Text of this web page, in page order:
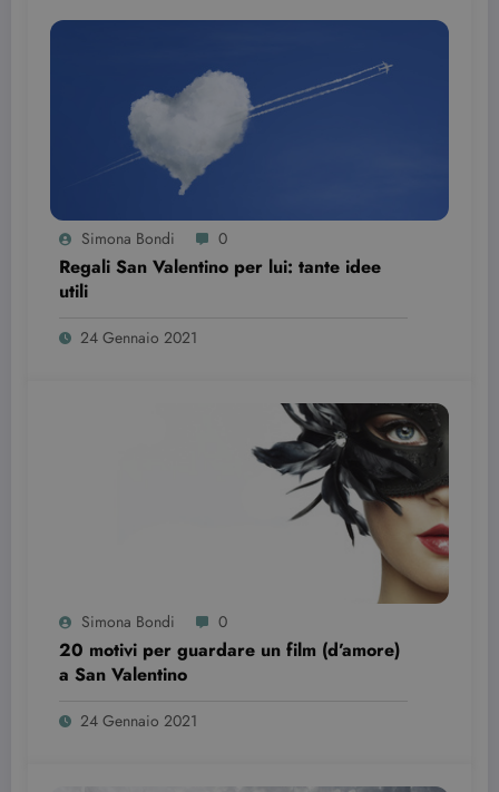
Simona Bondi 0
Regali San Valentino per lui: tante idee
utili
24 Gennaio 2021
Simona Bondi 0
20 motivi per guardare un film (d’amore)
a San Valentino
24 Gennaio 2021
beauty.dimmicosacerchi.it
Nome
.youtube.com
cookie è
impostato da
Youtube per
tenere traccia
preferenze
dell'utente
per i video di
Youtube
incorporati
nei siti; può
anche
determinare
se il